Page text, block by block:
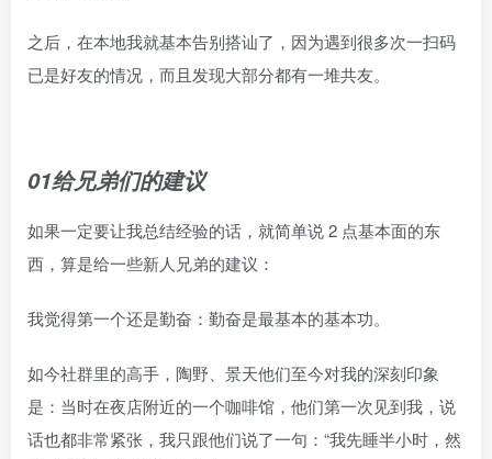
之后，在本地我就基本告别搭讪了，因为遇到很多次一扫码
已是好友的情况，而且发现大部分都有一堆共友。
01给兄弟们的建议
如果一定要让我总结经验的话，就简单说 2 点基本面的东
西，算是给一些新人兄弟的建议：
我觉得第一个还是勤奋：勤奋是最基本的基本功。
如今社群里的高手，陶野、景天他们至今对我的深刻印象
是：当时在夜店附近的一个咖啡馆，他们第一次见到我，说
话也都非常紧张，我只跟他们说了一句：“我先睡半小时，然